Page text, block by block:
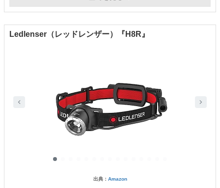
Ledlenser（レッドレンザー）『H8R』
出典： Amazon